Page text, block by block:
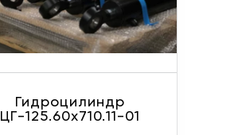
Гидроцилиндр
ЦГ-125.60х710.11-01